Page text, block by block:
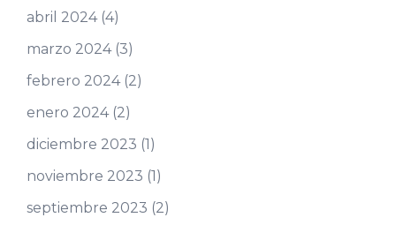
abril 2024(4)
marzo 2024(3)
febrero 2024(2)
enero 2024(2)
diciembre 2023 (1)
noviembre 2023 (1)
septiembre 2023 (2)